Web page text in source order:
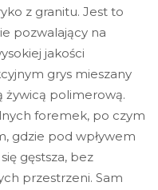
z granitu. Jest to
pozwalający na
jakości
grys mieszany
żywicą polimerową.
foremek, po czym
gdzie pod wpływem
gęstsza, bez
przestrzeni. Sam